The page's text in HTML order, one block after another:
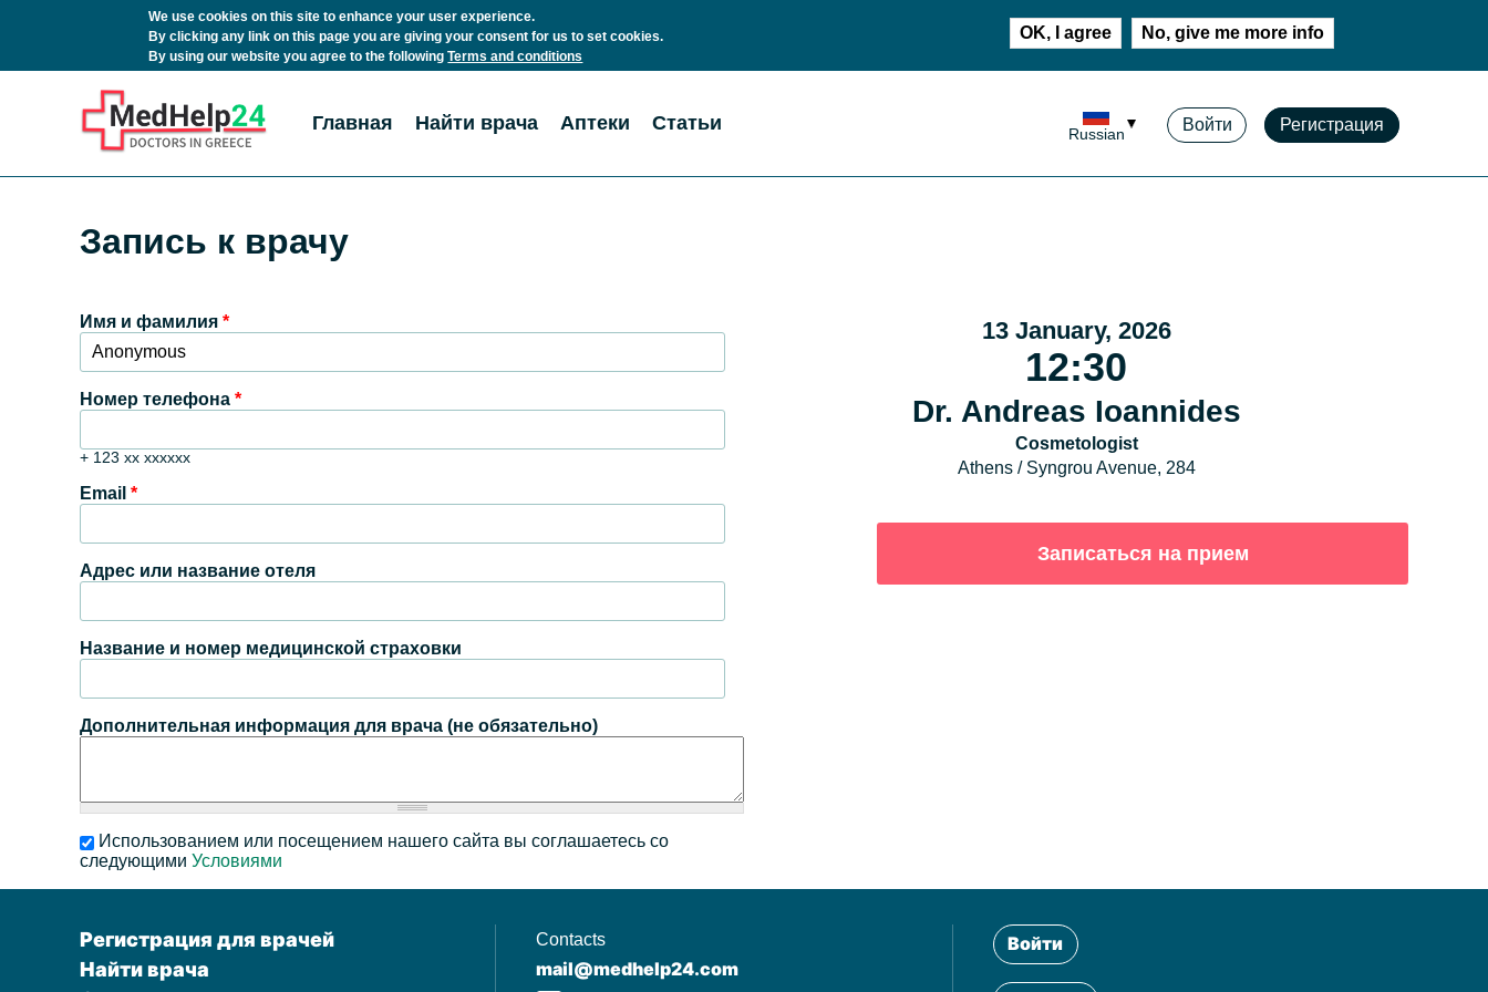
We use cookies on this site to enhance your user experience.
By clicking any link on this page you are giving your consent for us to set cookies.
By using our website you agree to the followingTerms and conditions
OK, I agree No, give me more info
Главная Найти врача Аптеки Статьи Russian Войти Регистрация
Запись к врачу
Имя и фамилия *
Номер телефона *
+ 123 xx xxxxxx
Email *
Адрес или название отеля
Название и номер медицинской страховки
Дополнительная информация для врача (не обязательно)
Использованием или посещением нашего сайта вы соглашаетесь со
следующими Условиями
13 January, 2026
12:30
Dr. Andreas Ioannides
Cosmetologist
Athens / Syngrou Avenue, 284
Регистрация для врачей
Найти врача
Contacts
mail@medhelp24.com
Войти